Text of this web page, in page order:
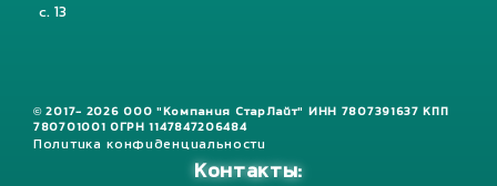
с. 13
© 2017- 2026 ООО "Компания СтарЛайт" ИНН 7807391637 КПП
780701001 ОГРН 1147847206484
Политика конфиденциальности
Контакты: